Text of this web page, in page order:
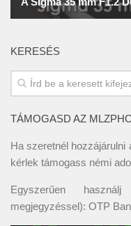
KERESÉS
TÁMOGASD AZ
Ha szeretnél hozzájárulni
kérlek támogass némi
Egyszerűen
megjegyzéssel): OTP